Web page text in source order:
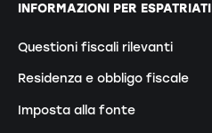
INFORMAZIONI PER ESPATRIATI
Questioni fiscali rilevanti
Residenza e obbligo fiscale
Imposta alla fonte